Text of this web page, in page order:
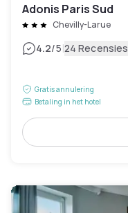
Adonis Paris Sud
Chevilly-Larue
4.2/5|24 Recensies
Gratis annulering
Betaling in het hotel